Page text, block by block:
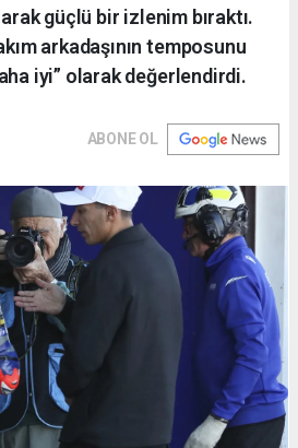
güçlü bir izlenim bıraktı.
arkadaşının temposunu
iyi” olarak değerlendirdi.
ABONE OL